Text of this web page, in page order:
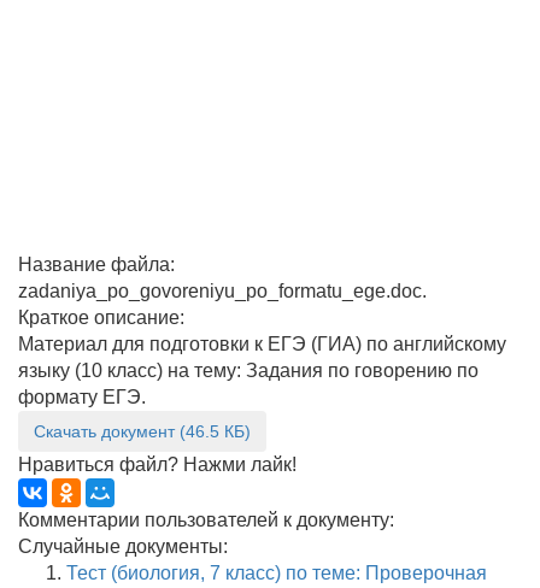
Название файла:
zadaniya_po_govoreniyu_po_formatu_ege.doc.
Краткое описание:
Материал для подготовки к ЕГЭ (ГИА) по английскому
языку (10 класс) на тему: Задания по говорению по
формату ЕГЭ.
Скачать документ (46.5 КБ)
Нравиться файл? Нажми лайк!
Комментарии пользователей к документу:
Случайные документы:
Тест (биология, 7 класс) по теме: Проверочная